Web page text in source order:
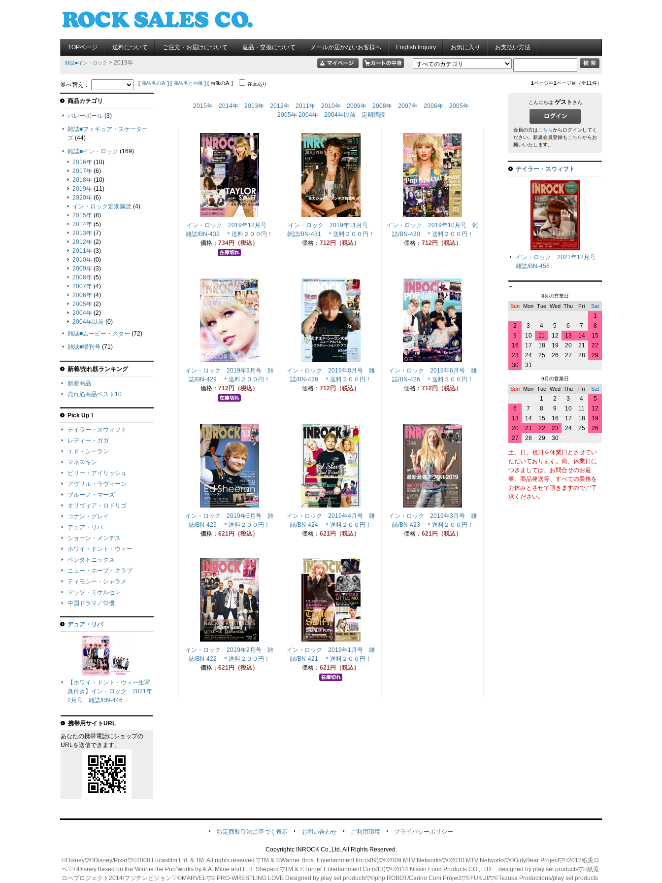
TOPページ 送料について ご注文・お届けについて 返品・交換について メールが届かないお客様へ English Inquiry お気に入り お支払い方法
雑誌■イン・ロック > 2019年
並べ替え： [ 商品名のみ ] [ 商品名と画像 ] [ 画像のみ ] 在庫あり 1ページ中1ページ目（全11件）
2015年 2014年 2013年 2012年 2011年 2010年 2009年 2008年 2007年 2006年
2005年
2005年 2004年 2004年以前 定期購読
イン・ロック 2019年12月号
雑誌/BN-432 ＊送料２００円！
価格： 734円（税込）
イン・ロック 2019年11月号
雑誌/BN-431 ＊送料２００円！
価格： 712円（税込）
イン・ロック 2019年10月号 雑
誌/BN-430 ＊送料２００円！
価格： 712円（税込）
イン・ロック 2019年9月号 雑
誌/BN-429 ＊送料２００円！
価格： 712円（税込）
イン・ロック 2019年8月号 雑
誌/BN-428 ＊送料２００円！
価格： 712円（税込）
イン・ロック 2019年6月号 雑
誌/BN-426 ＊送料２００円！
価格： 712円（税込）
イン・ロック 2019年5月号 雑
誌/BN-425 ＊送料２００円！
価格： 621円（税込）
イン・ロック 2019年4月号 雑
誌/BN-424 ＊送料２００円！
価格： 621円（税込）
イン・ロック 2019年3月号 雑
誌/BN-423 ＊送料２００円！
価格： 621円（税込）
イン・ロック 2019年2月号 雑
誌/BN-422 ＊送料２００円！
価格： 621円（税込）
イン・ロック 2019年1月号 雑
誌/BN-421 ＊送料２００円！
価格： 621円（税込）
商品カテゴリ
バレーボール (3)
雑誌■フィギュア・スケーター
ズ (44)
雑誌■イン・ロック (169)
2016年 (10)
2017年 (6)
2018年 (10)
2019年 (11)
2020年 (6)
イン・ロック定期購読 (4)
2015年 (8)
2014年 (5)
2013年 (7)
2012年 (2)
2011年 (3)
2010年 (0)
2009年 (3)
2008年 (5)
2007年 (4)
2006年 (4)
2005年 (2)
2004年 (2)
2004年以前 (0)
雑誌■ムービー・スター (72)
雑誌■増刊号 (71)
新着/売れ筋ランキング
新着商品
売れ筋商品ベスト10
Pick Up！
テイラー・スウィフト
レディー・ガガ
エド・シーラン
マネスキン
ビリー・アイリッシュ
アヴリル・ラヴィーン
ブルーノ・マーズ
オリヴィア・ロドリゴ
コナン・グレイ
デュア・リパ
ショーン・メンデス
ホワイ・ドント・ウィー
ペンタトニックス
ニュー・ホープ・クラブ
ティモシー・シャラメ
マッツ・ミケルセン
中国ドラマ／俳優
デュア・リパ
【ホワイ・ドント・ウィー生写
真付き】イン・ロック 2021年
2月号 雑誌/BN-446
携帯用サイトURL
あなたの携帯電話にショップの
URLを送信できます。
こんにちは ゲスト さん
会員の方はこちらからログインしてく
ださい。新規会員登録もこちらからお
願いいたします。
テイラー・スウィフト
イン・ロック 2021年12月号
雑誌/BN-456
8月の営業日
Sun Mon Tue Wed Thu Fri Sat
1
2
3 4 5 6 7
8
9
10 11 12 13 14
15
16
17 18 19 20 21
22
23
24 25 26 27 28
29
30
31
9月の営業日
Sun Mon Tue Wed Thu Fri Sat
1 2 3 4
5
6
7 8 9 10 11
12
13
14 15 16 17 18
19
20
21 22 23 24 25
26
27
28 29 30
土、日、祝日を休業日とさせてい
ただいております。尚、休業日に
つきましては、お問合せのお返
事、商品発送等、すべての業務を
お休みとさせて頂きますのでご了
承ください。
特定商取引法に基づく表示 お問い合わせ ご利用環境 プライバシーポリシー
Copyrightc INROCK Co.,Ltd. All Rights Reserved.
©Disney▽©Disney/Pixar▽©2008 Lucasfilm Ltd. & TM. All rights reserved.▽TM & ©Warner Bros. Entertainment Inc.(s09)▽©2009 MTV Networks▽©2010 MTV Networks▽©GirlyBear Project▽©2012紙兎ロ
ペ▽©Disney.Based on the“Winnie the Poo”works by A.A. Milne and E.H. Shepard.▽TM & ©Turner Entertainment Co.(s13)▽©2014 Nissin Food Products CO.,LTD. designed by play set products▽©紙兎
ロペプロジェクト2014/フジテレビジョン▽©MARVEL▽© PRO-WRESTLING LOVE Designed by play set products▽©php,ROBOT/Carino Coni Project▽©FUKUI/▽©Tezuka Productions/play set products